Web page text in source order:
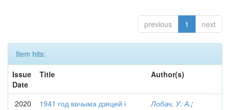
previous 1 next
Item hits:
Issue
Date
Title Author(s)
2020
1941 год вачыма дзяцей і
Лобач, У. А.;